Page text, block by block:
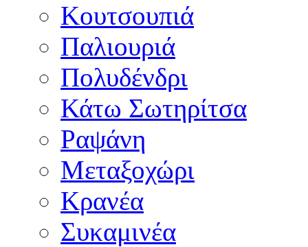
Κουτσουπιά
Παλιουριά
Πολυδένδρι
Κάτω Σωτηρίτσα
Ραψάνη
Μεταξοχώρι
Κρανέα
Συκαμινέα